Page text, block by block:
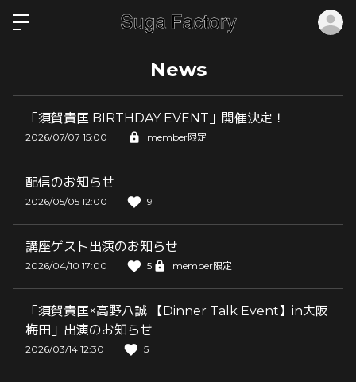
News
「須賀貴匡 BIRTHDAY EVENT」開催決定！
2026/07/07 15:00 member限定
配信のお知らせ
2026/05/05 12:00 9
講座ゲスト出演のお知らせ
2026/04/10 17:00 5 member限定
「須賀貴匡×高野八誠 【Dinner Talk Event】in大阪
梅田」出演のお知らせ
2026/03/14 12:30 5